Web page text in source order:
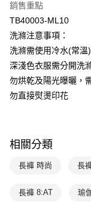
【關於「AFTEE先享後
AFTEE先享後付是「在
便利好安心！
１．簡單：不需註冊會
２．便利：只要手機號
３．安心：先確認商品
【「AFTEE先享後付」
１．於結帳方式選擇「
ATM／網路銀行／等多
※ 請注意：結帳手續完
購買商品的店家。未經
後付繳納相關費用。
是否繳費成功／繳費後
ATM付款
運送方式
全家取貨付款$888免
每筆NT$90，滿
萊爾富取貨付款
每筆NT$90，滿
每筆NT$90，滿
銷售重點
TB40003-ML10
洗滌注意事項：
洗滌需使用冷水(常溫
深淺色衣服需分開洗
勿烘乾及陽光曝曬，
勿直接熨燙印花
相關分類
長褲 時尚 長
長褲 8:AT 瑜